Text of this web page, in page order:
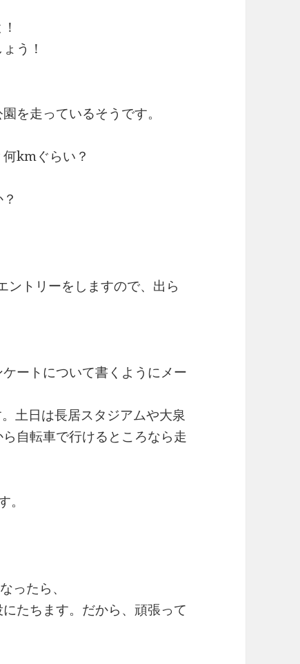
う！
を走っているそうです。
kmぐらい？
ントリーをしますので、出ら
ートについて書くようにメー
土日は長居スタジアムや大泉
自転車で行けるところなら走
ったら、
たちます。だから、頑張って